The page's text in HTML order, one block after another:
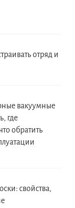
отряд и
вакуумные
где
обратить
свойства,